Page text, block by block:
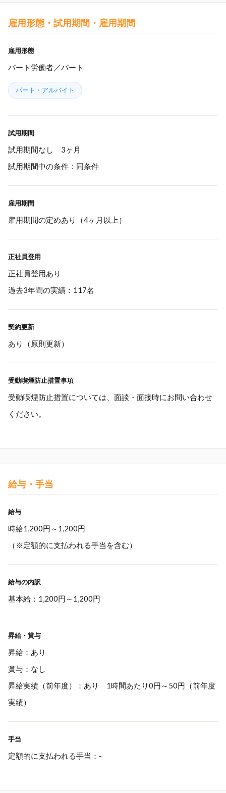
雇用形態・試用期間・雇用期間
雇用形態
パート労働者／パート
パート・アルバイト
試用期間
試用期間なし 3ヶ月
試用期間中の条件：同条件
雇用期間
雇用期間の定めあり（4ヶ月以上）
正社員登用
正社員登用あり
過去3年間の実績：117名
契約更新
あり（原則更新）
受動喫煙防止措置事項
受動喫煙防止措置については、面談・面接時にお問い合わせ
ください。
給与・手当
給与
時給1,200円～1,200円
（※定額的に支払われる手当を含む）
給与の内訳
基本給：1,200円～1,200円
昇給・賞与
昇給：あり
賞与：なし
昇給実績（前年度）：あり 1時間あたり0円～50円（前年度
実績）
手当
定額的に支払われる手当：-